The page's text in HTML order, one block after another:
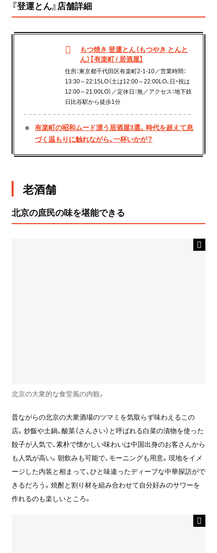
『登運とん』店舗詳細
もつ焼き 登運とん（もつやき とんと
ん）【有楽町 / 居酒屋】
住所：東京都千代田区有楽町2-1-10／営業時間：
13:30～22:15LO（土は12:00～22:00LO、日・祝は
12:00～21:00LO）／定休日：無／アクセス：地下鉄
日比谷駅から徒歩1分
有楽町の昭和ムード漂う居酒屋3選。時代を超えて息
づく温もりに触れながら、一杯いかが？
老酒舗
北京の庶民の味を堪能できる
北京の大衆的な食堂風の内観。
昔ながらの北京の大衆酒場のツマミを気取らず味わえるこの
店。炒飯や土鍋、酸菜（さんさい）と呼ばれる白菜の漬物を使った
餃子が人気で、素朴で懐かしい味わいは中国出身のお客さんから
も人気が高い。朝飲みも可能で、モーニングも用意。現地をイメ
ージした内装と相まって、ひと味違ったディープな中華探訪がで
きるだろう。焼酎と割り材を組み合わせて自分好みのサワーを
作れるのも楽しいところ。